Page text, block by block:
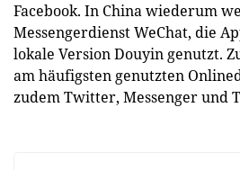
Facebook. In China wiederum
Messengerdienst WeChat, die
lokale Version Douyin genutzt.
am häufigsten genutzten
zudem Twitter, Messenger und